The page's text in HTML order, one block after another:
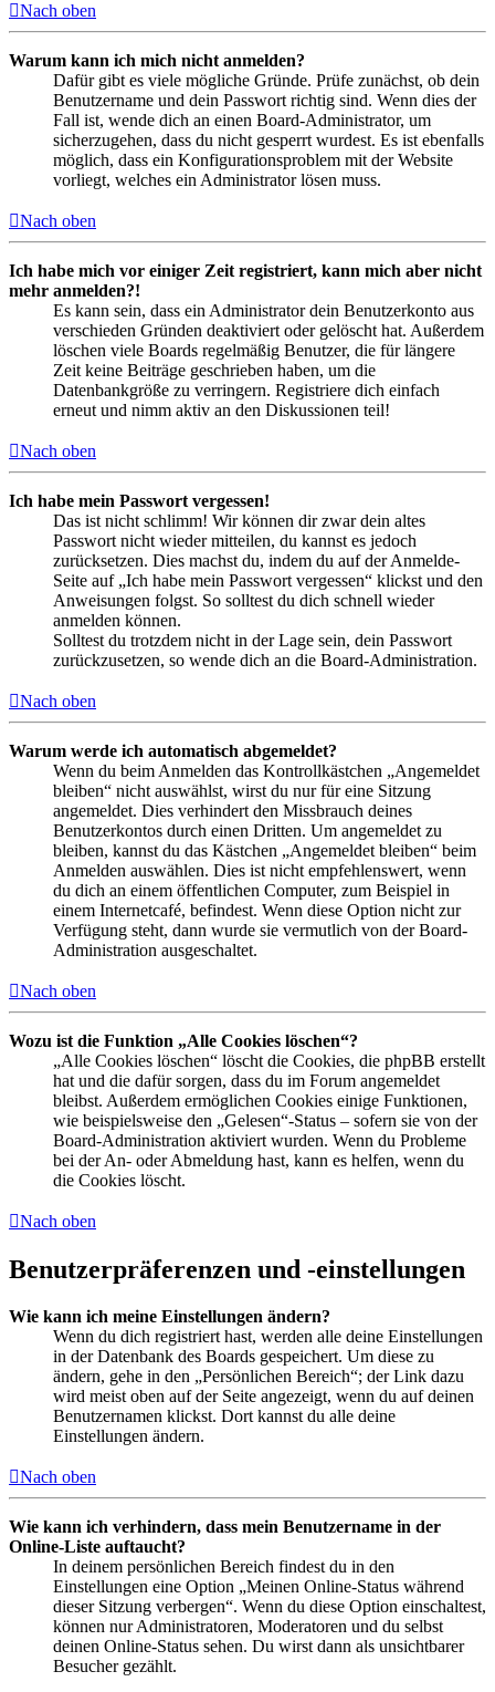
Nach oben
Warum kann ich mich nicht anmelden?
Dafür gibt es viele mögliche Gründe. Prüfe zunächst, ob dein
Benutzername und dein Passwort richtig sind. Wenn dies der
Fall ist, wende dich an einen Board-Administrator, um
sicherzugehen, dass du nicht gesperrt wurdest. Es ist ebenfalls
möglich, dass ein Konfigurationsproblem mit der Website
vorliegt, welches ein Administrator lösen muss.
Nach oben
Ich habe mich vor einiger Zeit registriert, kann mich aber nicht
mehr anmelden?!
Es kann sein, dass ein Administrator dein Benutzerkonto aus
verschieden Gründen deaktiviert oder gelöscht hat. Außerdem
löschen viele Boards regelmäßig Benutzer, die für längere
Zeit keine Beiträge geschrieben haben, um die
Datenbankgröße zu verringern. Registriere dich einfach
erneut und nimm aktiv an den Diskussionen teil!
Nach oben
Ich habe mein Passwort vergessen!
Das ist nicht schlimm! Wir können dir zwar dein altes
Passwort nicht wieder mitteilen, du kannst es jedoch
zurücksetzen. Dies machst du, indem du auf der Anmelde-
Seite auf „Ich habe mein Passwort vergessen“ klickst und den
Anweisungen folgst. So solltest du dich schnell wieder
anmelden können.
Solltest du trotzdem nicht in der Lage sein, dein Passwort
zurückzusetzen, so wende dich an die Board-Administration.
Nach oben
Warum werde ich automatisch abgemeldet?
Wenn du beim Anmelden das Kontrollkästchen „Angemeldet
bleiben“ nicht auswählst, wirst du nur für eine Sitzung
angemeldet. Dies verhindert den Missbrauch deines
Benutzerkontos durch einen Dritten. Um angemeldet zu
bleiben, kannst du das Kästchen „Angemeldet bleiben“ beim
Anmelden auswählen. Dies ist nicht empfehlenswert, wenn
du dich an einem öffentlichen Computer, zum Beispiel in
einem Internetcafé, befindest. Wenn diese Option nicht zur
Verfügung steht, dann wurde sie vermutlich von der Board-
Administration ausgeschaltet.
Nach oben
Wozu ist die Funktion „Alle Cookies löschen“?
„Alle Cookies löschen“ löscht die Cookies, die phpBB erstellt
hat und die dafür sorgen, dass du im Forum angemeldet
bleibst. Außerdem ermöglichen Cookies einige Funktionen,
wie beispielsweise den „Gelesen“-Status – sofern sie von der
Board-Administration aktiviert wurden. Wenn du Probleme
bei der An- oder Abmeldung hast, kann es helfen, wenn du
die Cookies löscht.
Nach oben
Benutzerpräferenzen und -einstellungen
Wie kann ich meine Einstellungen ändern?
Wenn du dich registriert hast, werden alle deine Einstellungen
in der Datenbank des Boards gespeichert. Um diese zu
ändern, gehe in den „Persönlichen Bereich“; der Link dazu
wird meist oben auf der Seite angezeigt, wenn du auf deinen
Benutzernamen klickst. Dort kannst du alle deine
Einstellungen ändern.
Nach oben
Wie kann ich verhindern, dass mein Benutzername in der
Online-Liste auftaucht?
In deinem persönlichen Bereich findest du in den
Einstellungen eine Option „Meinen Online-Status während
dieser Sitzung verbergen“. Wenn du diese Option einschaltest,
können nur Administratoren, Moderatoren und du selbst
deinen Online-Status sehen. Du wirst dann als unsichtbarer
Besucher gezählt.